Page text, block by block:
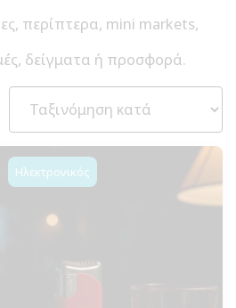
περίπτερα, mini markets,
δείγματα ή προσφορά.
Ηλεκτρονικός